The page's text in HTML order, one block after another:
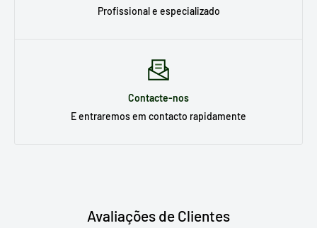
Profissional e especializado
Contacte-nos
E entraremos em contacto rapidamente
Avaliações de Clientes